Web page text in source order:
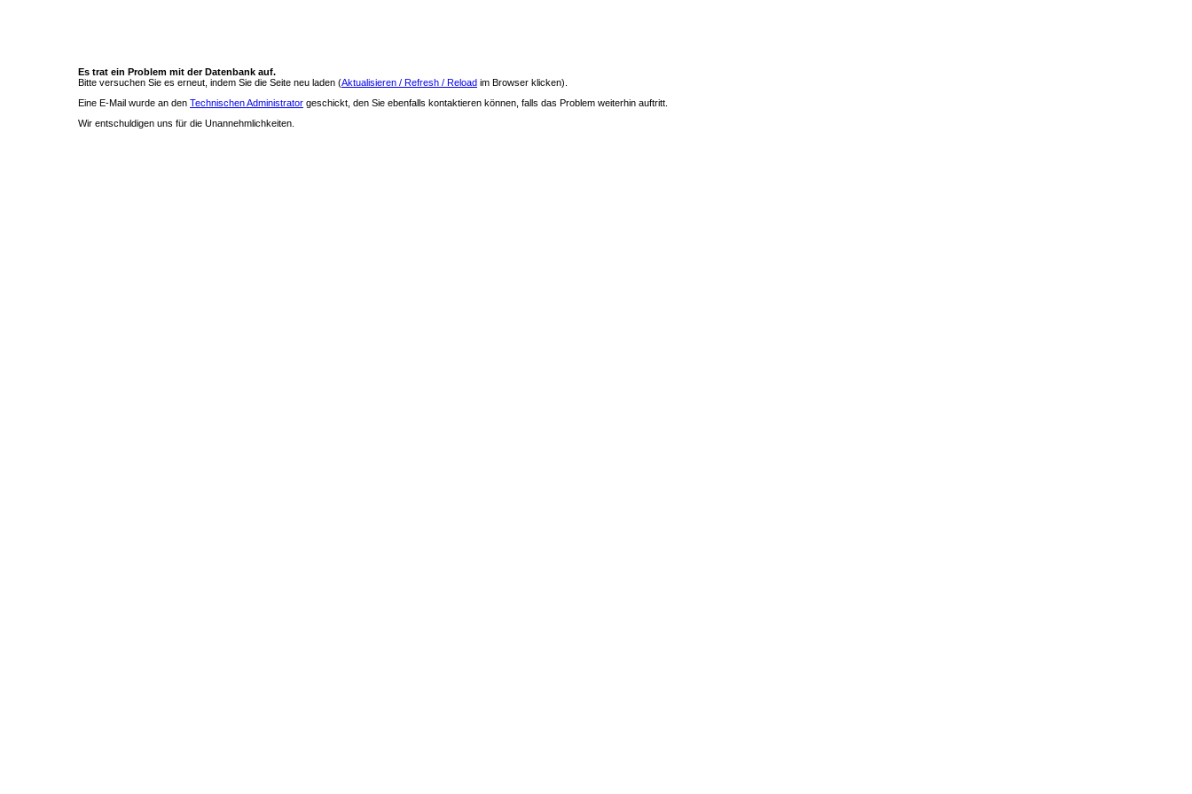
Es trat ein Problem mit der Datenbank auf.
Bitte versuchen Sie es erneut, indem Sie die Seite neu laden (Aktualisieren / Refresh / Reload im Browser klicken).
Eine E-Mail wurde an den Technischen Administrator geschickt, den Sie ebenfalls kontaktieren können, falls das Problem weiterhin auftritt.
Wir entschuldigen uns für die Unannehmlichkeiten.